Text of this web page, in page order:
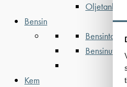
Bensin
Kem